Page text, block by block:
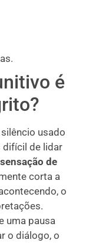
é
usado
difícil de lidar
de
corta a
o
uma pausa
o diálogo, o